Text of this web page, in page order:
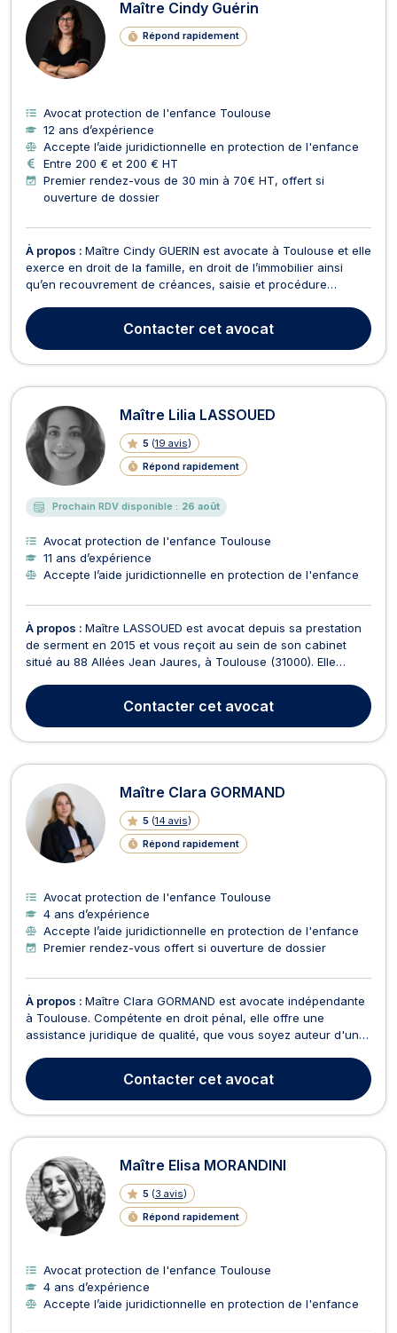
Maître Cindy Guérin
Répond rapidement
Avocat protection de l'enfance Toulouse
12 ans d’expérience
Accepte l’aide juridictionnelle en protection de l'enfance
Entre 200 € et 200 € HT
Premier rendez-vous de 30 min à 70€ HT, offert si
ouverture de dossier
À propos : Maître Cindy GUERIN est avocate à Toulouse et elle
exerce en droit de la famille, en droit de l’immobilier ainsi
qu’en recouvrement de créances, saisie et procédure
de la famille, des personnes et de leur patrimoine dans le
cadre des procédures de divorce par conse...
Contacter cet avocat
Maître Lilia LASSOUED
5 (19 avis)
Répond rapidement
Prochain RDV disponible : 26 août
Avocat protection de l'enfance Toulouse
11 ans d’expérience
Accepte l’aide juridictionnelle en protection de l'enfance
À propos : Maître LASSOUED est avocat depuis sa prestation
de serment en 2015 et vous reçoit au sein de son cabinet
situé au 88 Allées Jean Jaures, à Toulouse (31000). Elle
contentieux, les modalités d'exercice de l'autorité parentale
et droit de garde des enfants ou encore l...
Contacter cet avocat
Maître Clara GORMAND
5 (14 avis)
Répond rapidement
Avocat protection de l'enfance Toulouse
4 ans d’expérience
Accepte l’aide juridictionnelle en protection de l'enfance
Premier rendez-vous offert si ouverture de dossier
À propos : Maître Clara GORMAND est avocate indépendante
à Toulouse. Compétente en droit pénal, elle offre une
assistance juridique de qualité, que vous soyez auteur d'une
accompagne à chaque étape de la procédure, que ce soit
durant la garde-à-vue lors d'une enquête prélimina...
Contacter cet avocat
Maître Elisa MORANDINI
5 (3 avis)
Répond rapidement
Avocat protection de l'enfance Toulouse
4 ans d’expérience
Accepte l’aide juridictionnelle en protection de l'enfance